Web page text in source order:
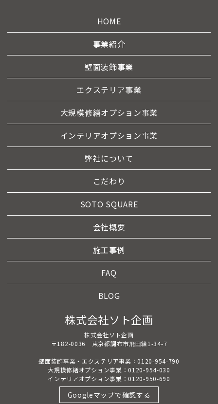
HOME
事業紹介
壁面装飾事業
エクステリア事業
大規模修繕オプション事業
インテリアオプション事業
弊社について
こだわり
SOTO SQUARE
会社概要
施工事例
FAQ
BLOG
株式会社ソト企画
株式会社ソト企画
〒182-0036 東京都調布市飛田給1-34-7
壁面装飾事業・エクステリア事業：0120-954-790
大規模修繕オプション事業：0120-954-030
インテリアオプション事業：0120-950-690
Googleマップで確認する